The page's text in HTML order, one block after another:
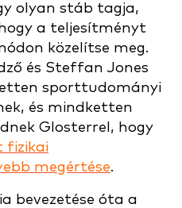
olyan stáb tagja,
a teljesítményt
közelítse meg.
és Steffan Jones
sporttudományi
és mindketten
Glosterrel, hogy
fizikai
megértése.
bevezetése óta a